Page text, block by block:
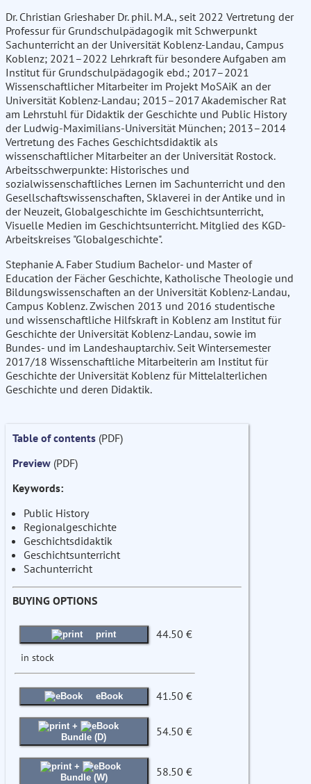
Dr. Christian Grieshaber Dr. phil. M.A., seit 2022 Vertretung der
Professur für Grundschulpädagogik mit Schwerpunkt
Sachunterricht an der Universität Koblenz-Landau, Campus
Koblenz; 2021–2022 Lehrkraft für besondere Aufgaben am
Institut für Grundschulpädagogik ebd.; 2017–2021
Wissenschaftlicher Mitarbeiter im Projekt MoSAiK an der
Universität Koblenz-Landau; 2015–2017 Akademischer Rat
am Lehrstuhl für Didaktik der Geschichte und Public History
der Ludwig-Maximilians-Universität München; 2013–2014
Vertretung des Faches Geschichtsdidaktik als
wissenschaftlicher Mitarbeiter an der Universität Rostock.
Arbeitsschwerpunkte: Historisches und
sozialwissenschaftliches Lernen im Sachunterricht und den
Gesellschaftswissenschaften, Sklaverei in der Antike und in
der Neuzeit, Globalgeschichte im Geschichtsunterricht,
Visuelle Medien im Geschichtsunterricht. Mitglied des KGD-
Arbeitskreises "Globalgeschichte".
Stephanie A. Faber Studium Bachelor- und Master of
Education der Fächer Geschichte, Katholische Theologie und
Bildungswissenschaften an der Universität Koblenz-Landau,
Campus Koblenz. Zwischen 2013 und 2016 studentische
und wissenschaftliche Hilfskraft in Koblenz am Institut für
Geschichte der Universität Koblenz-Landau, sowie im
Bundes- und im Landeshauptarchiv. Seit Wintersemester
2017/18 Wissenschaftliche Mitarbeiterin am Institut für
Geschichte der Universität Koblenz für Mittelalterlichen
Geschichte und deren Didaktik.
Table of contents (PDF)
Preview (PDF)
Keywords:
Public History
Regionalgeschichte
Geschichtsdidaktik
Geschichtsunterricht
Sachunterricht
BUYING OPTIONS
print 44.50 €
in stock
eBook 41.50 €
+
Bundle (D)
54.50 €
+
Bundle (W)
58.50 €